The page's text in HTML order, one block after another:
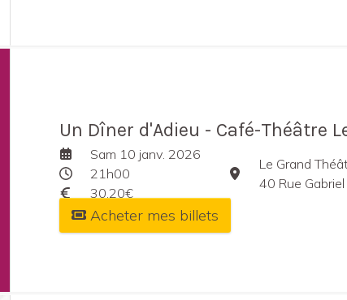
Un Dîner d'Adieu - Café-Théâtre
Sam 10 janv. 2026
21h00
30,20€
Le Grand
40 Rue
Acheter mes billets